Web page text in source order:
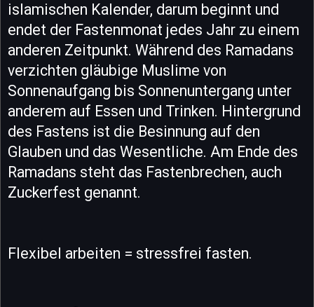
islamischen Kalender, darum beginnt und
endet der Fastenmonat jedes Jahr zu einem
anderen Zeitpunkt. Während des Ramadans
verzichten gläubige Muslime von
Sonnenaufgang bis Sonnenuntergang unter
anderem auf Essen und Trinken. Hintergrund
des Fastens ist die Besinnung auf den
Glauben und das Wesentliche. Am Ende des
Ramadans steht das Fastenbrechen, auch
Zuckerfest genannt.
Flexibel arbeiten = stressfrei fasten.